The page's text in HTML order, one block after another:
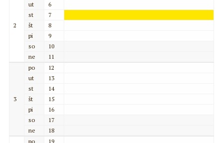
2
ut
6
st
7
št
8
pi
9
so
10
ne
11
3
po
12
ut
13
st
14
št
15
pi
16
so
17
ne
18
po
19